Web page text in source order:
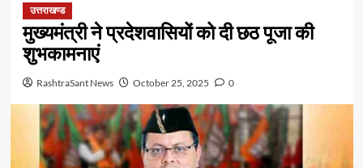
उत्तराखण्ड
मुख्यमंत्री ने प्रदेशवासियों को दी छठ पूजा की
शुभकामनाएं
RashtraSant News October 25, 2025 0